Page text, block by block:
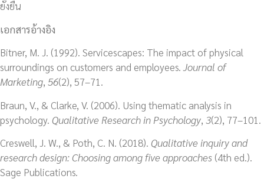
ยั่งยืน
เอกสารอ้างอิง
Bitner, M. J. (1992). Servicescapes: The impact of physical
surroundings on customers and employees. Journal of
Marketing, 56(2), 57–71.
Braun, V., & Clarke, V. (2006). Using thematic analysis in
psychology. Qualitative Research in Psychology, 3(2), 77–101.
Creswell, J. W., & Poth, C. N. (2018). Qualitative inquiry and
research design: Choosing among five approaches (4th ed.).
Sage Publications.